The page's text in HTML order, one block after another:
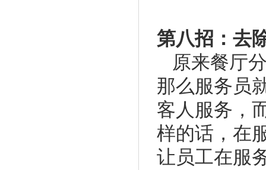
第八招：去
原来餐厅
那么服务员
客人服务，
样的话，在
让员工在服